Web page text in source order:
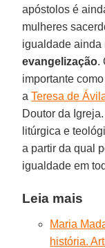
apóstolos é
mulheres
igualdade ainda
evangelização.
importante
aTeresa de
Doutor da
litúrgica e
a partir da qual
igualdade em
Leia mais
Maria
história.